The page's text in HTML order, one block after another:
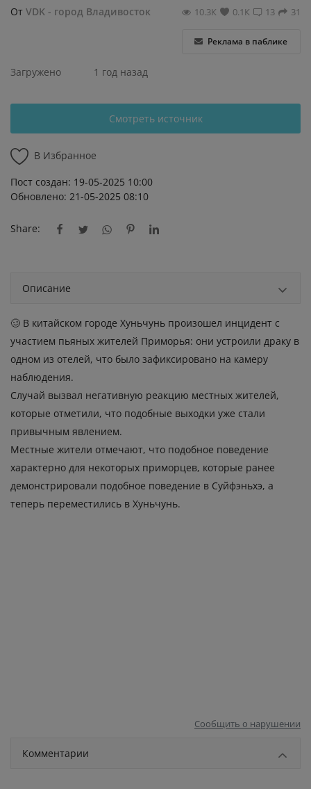
От VDK - город Владивосток 31
13
0.1К
10.3К
Реклама в паблике
Загружено 1 год назад
Смотреть источник
В Избранное
Пост создан: 19-05-2025 10:00
Обновлено: 21-05-2025 08:10
Share:
Описание
🥴 В китайском городе Хуньчунь произошел инцидент с
участием пьяных жителей Приморья: они устроили драку в
одном из отелей, что было зафиксировано на камеру
наблюдения.
Случай вызвал негативную реакцию местных жителей,
которые отметили, что подобные выходки уже стали
привычным явлением.
Местные жители отмечают, что подобное поведение
характерно для некоторых приморцев, которые ранее
демонстрировали подобное поведение в Суйфэньхэ, а
теперь переместились в Хуньчунь.
Сообщить о нарушении
Комментарии